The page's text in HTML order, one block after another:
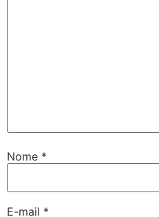
Nome *
E-mail *